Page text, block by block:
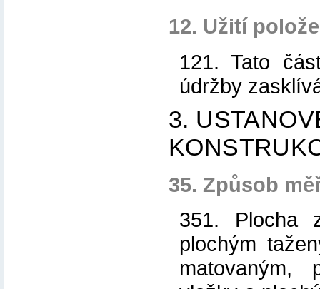
12. Užití
121. Tato
údržby
3.
35. Způsob
351. Plocha
plochým
matovaným,